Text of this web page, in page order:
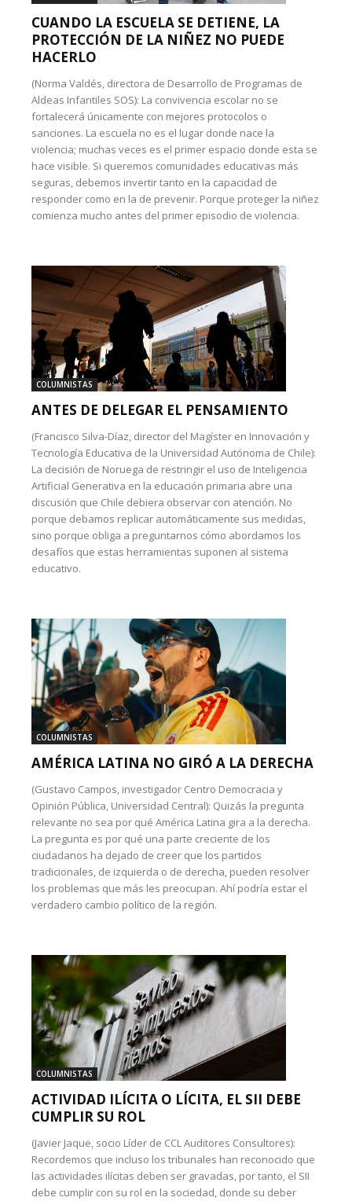
CUANDO LA ESCUELA SE DETIENE, LA
PROTECCIÓN DE LA NIÑEZ NO PUEDE
HACERLO
(Norma Valdés, directora de Desarrollo de Programas de
Aldeas Infantiles SOS): La convivencia escolar no se
fortalecerá únicamente con mejores protocolos o
sanciones. La escuela no es el lugar donde nace la
violencia; muchas veces es el primer espacio donde esta se
hace visible. Si queremos comunidades educativas más
seguras, debemos invertir tanto en la capacidad de
responder como en la de prevenir. Porque proteger la niñez
comienza mucho antes del primer episodio de violencia.
COLUMNISTAS
ANTES DE DELEGAR EL PENSAMIENTO
(Francisco Silva-Díaz, director del Magíster en Innovación y
Tecnología Educativa de la Universidad Autónoma de Chile):
La decisión de Noruega de restringir el uso de Inteligencia
Artificial Generativa en la educación primaria abre una
discusión que Chile debiera observar con atención. No
porque debamos replicar automáticamente sus medidas,
sino porque obliga a preguntarnos cómo abordamos los
desafíos que estas herramientas suponen al sistema
educativo.
COLUMNISTAS
AMÉRICA LATINA NO GIRÓ A LA DERECHA
(Gustavo Campos, investigador Centro Democracia y
Opinión Pública, Universidad Central): Quizás la pregunta
relevante no sea por qué América Latina gira a la derecha.
La pregunta es por qué una parte creciente de los
ciudadanos ha dejado de creer que los partidos
tradicionales, de izquierda o de derecha, pueden resolver
los problemas que más les preocupan. Ahí podría estar el
verdadero cambio político de la región.
COLUMNISTAS
ACTIVIDAD ILÍCITA O LÍCITA, EL SII DEBE
CUMPLIR SU ROL
(Javier Jaque, socio Líder de CCL Auditores Consultores):
Recordemos que incluso los tribunales han reconocido que
las actividades ilícitas deben ser gravadas, por tanto, el SII
debe cumplir con su rol en la sociedad, donde su deber